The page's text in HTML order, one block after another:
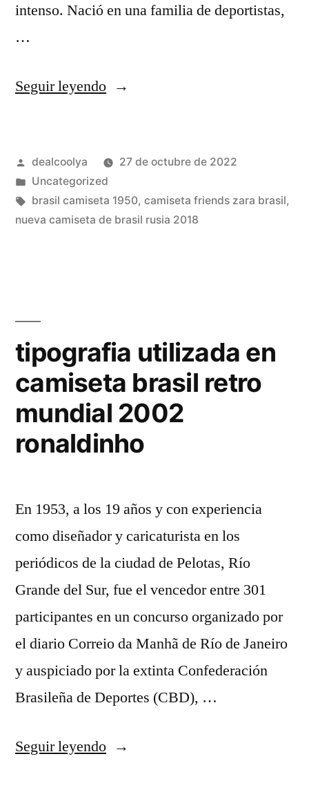
intenso. Nació en una familia de deportistas,
…
Seguir leyendo«comprar
de
brasil
p.coutinho»
Publicado
por
dealcoolya
27 de octubre de 2022
Publicado
en
Uncategorized
Etiquetas:
brasil camiseta 1950, camiseta friends zara brasil,
nueva camiseta de brasil rusia 2018
tipografia utilizada en
camiseta brasil retro
mundial 2002
ronaldinho
En 1953, a los 19 años y con experiencia
como diseñador y caricaturista en los
periódicos de la ciudad de Pelotas, Río
Grande del Sur, fue el vencedor entre 301
participantes en un concurso organizado por
el diario Correio da Manhã de Río de Janeiro
y auspiciado por la extinta Confederación
Brasileña de Deportes (CBD), …
Seguir leyendo«tipografia